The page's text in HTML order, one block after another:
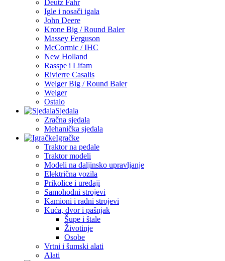
Deutz Fahr
Igle i nosači igala
John Deere
Krone Big / Round Baler
Massey Ferguson
McCormic / IHC
New Holland
Rasspe i Lifam
Rivierre Casalis
Welger Big / Round Baler
Welger
Ostalo
Sjedala
Zračna sjedala
Mehanička sjedala
Igračke
Traktor na pedale
Traktor modeli
Modeli na daljinsko upravljanje
Električna vozila
Prikolice i uređaji
Samohodni strojevi
Kamioni i radni strojevi
Kuća, dvor i pašnjak
Šupe i štale
Životinje
Osobe
Vrtni i šumski alati
Alati